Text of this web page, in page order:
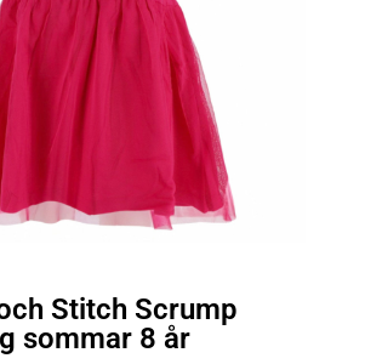
Stitch Scrump
sommar 8 år